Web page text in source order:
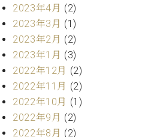
C.
ベ
ヒ
シ
ュ
タ
イ
ン
ア
シ
ェ
ジ
ュ
ア
ク
セ
ス
2023年4月 (2)
2023年3月 (1)
2023年2月 (2)
2023年1月 (3)
2022年12月 (2)
2022年11月 (2)
2022年10月 (1)
2022年9月 (2)
2022年8月 (2)